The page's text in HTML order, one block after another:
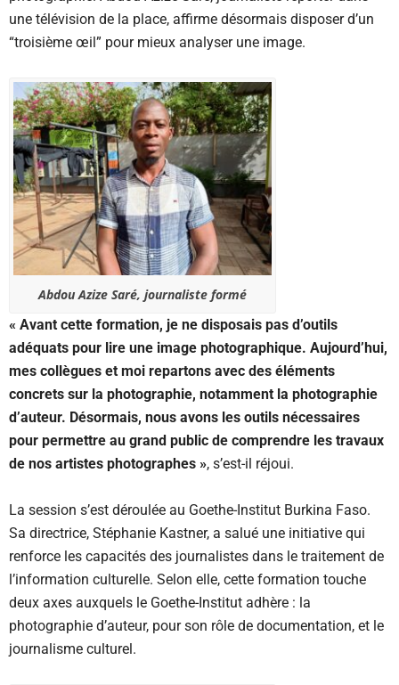
une télévision de la place, affirme désormais disposer d’un
“troisième œil” pour mieux analyser une image.
Abdou Azize Saré, journaliste formé
« Avant cette formation, je ne disposais pas d’outils
adéquats pour lire une image photographique. Aujourd’hui,
mes collègues et moi repartons avec des éléments
concrets sur la photographie, notamment la photographie
d’auteur. Désormais, nous avons les outils nécessaires
pour permettre au grand public de comprendre les travaux
de nos artistes photographes », s’est-il réjoui.
La session s’est déroulée au Goethe-Institut Burkina Faso.
Sa directrice, Stéphanie Kastner, a salué une initiative qui
renforce les capacités des journalistes dans le traitement de
l’information culturelle. Selon elle, cette formation touche
deux axes auxquels le Goethe-Institut adhère : la
photographie d’auteur, pour son rôle de documentation, et le
journalisme culturel.